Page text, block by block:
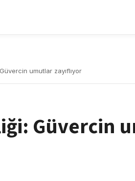
umutlar zayıflıyor
Güvercin